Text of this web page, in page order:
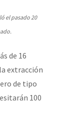
el pasado 20
de 16
extracción
de tipo
100